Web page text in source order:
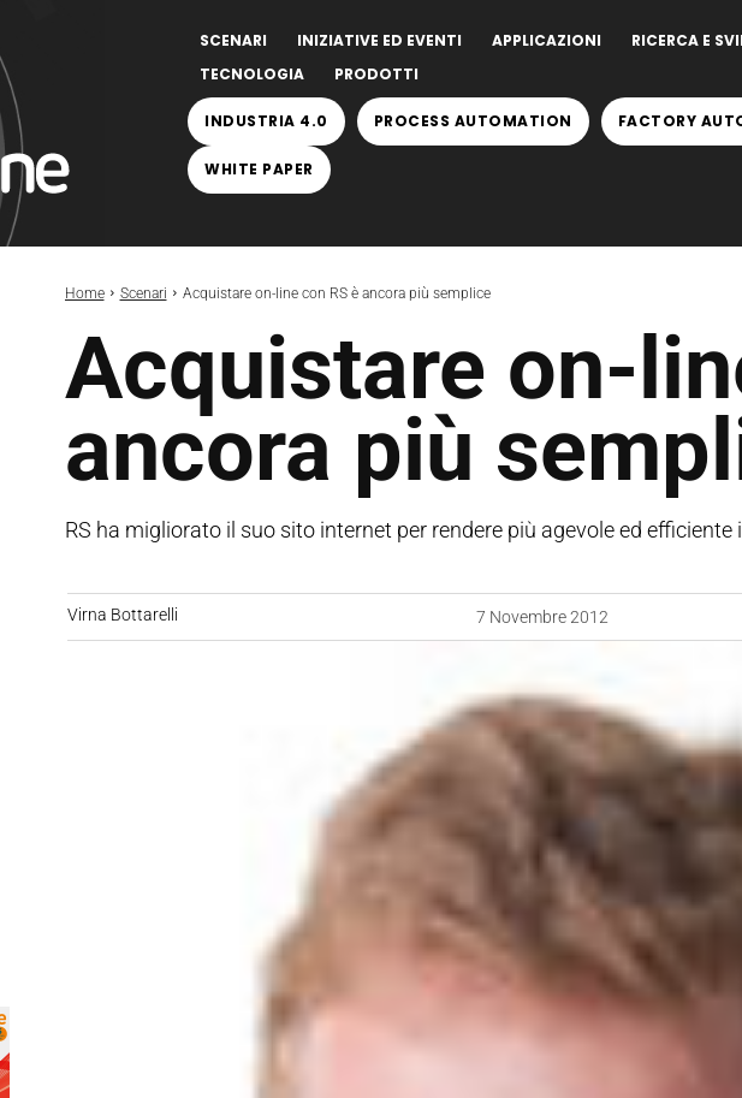
SCENARI INIZIATIVE ED EVENTI APPLICAZIONI
RICERCA E
TECNOLOGIA
PRODOTTI
INDUSTRIA 4.0 PROCESS AUTOMATION FACTORY
WHITE PAPER
Home Scenari Acquistare on-line con RS è ancora più semplice
Acquistare on-
ancora più
RS ha migliorato il suo sito internet per rendere più agevole ed
Virna Bottarelli 7 Novembre 2012